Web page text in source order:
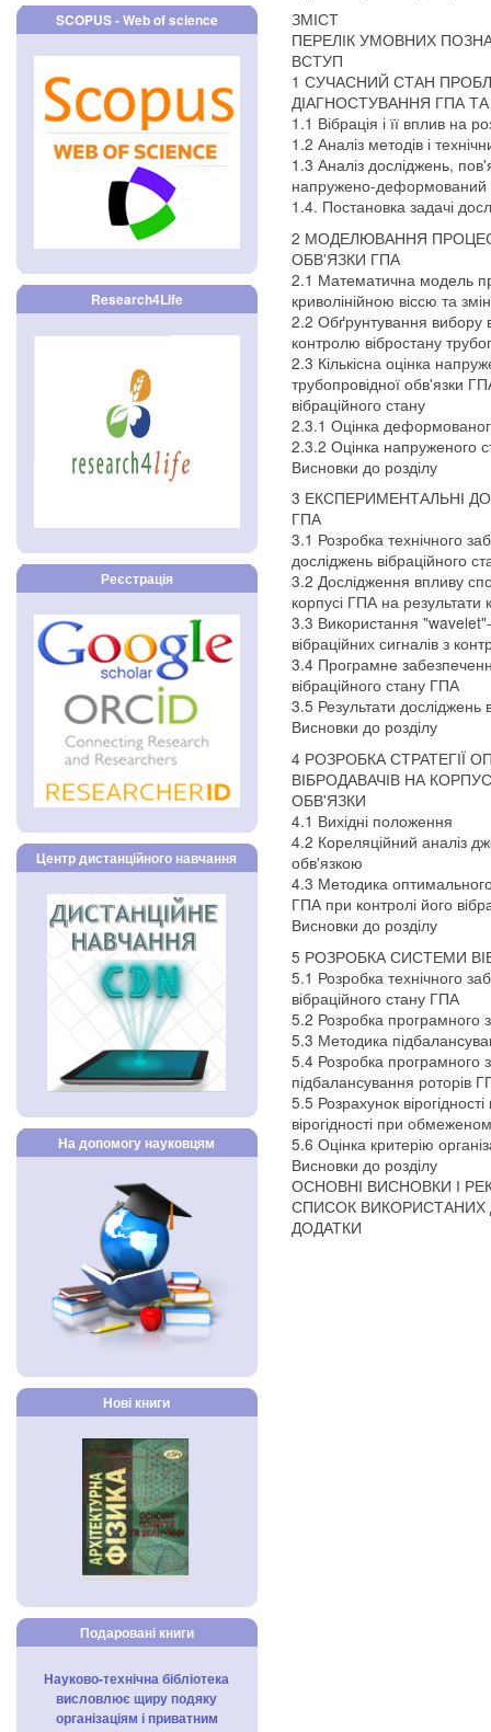
SCOPUS - Web of science
Research4Life
Реєстрація
Центр дистанційного навчання
На допомогу науковцям
Нові книги
Подаровані книги
Науково-технічна бібліотека
висловлює щиру подяку
організаціям і приватним
ЗМІСТ
ПЕРЕЛІК УМОВНИХ
ВСТУП
1 СУЧАСНИЙ СТАН
ДІАГНОСТУВАННЯ ГПА
1.1 Вібрація і її вплив на
1.2 Аналіз методів і
1.3 Аналіз досліджень,
напружено-деформований
1.4. Постановка задачі
2 МОДЕЛЮВАННЯ
ОБВ'ЯЗКИ ГПА
2.1 Математична модель
криволінійною віссю та
2.2 Обґрунтування вибору
контролю вібростану
2.3 Кількісна оцінка
трубопровідної обв'язки
вібраційного стану
2.3.1 Оцінка
2.3.2 Оцінка напруженого
Висновки до розділу
3 ЕКСПЕРИМЕНТАЛЬНІ
ГПА
3.1 Розробка технічного
досліджень вібраційного
3.2 Дослідження впливу
корпусі ГПА на результати
3.3 Використання
вібраційних сигналів з
3.4 Програмне
вібраційного стану ГПА
3.5 Результати досліджень
Висновки до розділу
4 РОЗРОБКА СТРАТЕГІЇ
ВІБРОДАВАЧІВ НА
ОБВ'ЯЗКИ
4.1 Вихідні положення
4.2 Кореляційний аналіз
обв'язкою
4.3 Методика
ГПА при контролі його
Висновки до розділу
5 РОЗРОБКА СИСТЕМИ
5.1 Розробка технічного
вібраційного стану ГПА
5.2 Розробка програмного
5.3 Методика
5.4 Розробка програмного
підбалансування роторів
5.5 Розрахунок
вірогідності при
5.6 Оцінка критерію
Висновки до розділу
ОСНОВНІ ВИСНОВКИ І
СПИСОК ВИКОРИСТАНИХ
ДОДАТКИ